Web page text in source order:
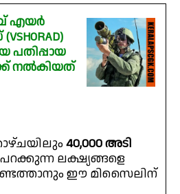
എയർ
പതിപ്പായ
നൽകിയത്
40,000 അടി
ലക്ഷ്യങ്ങളെ
ഈ മിസൈലിന്